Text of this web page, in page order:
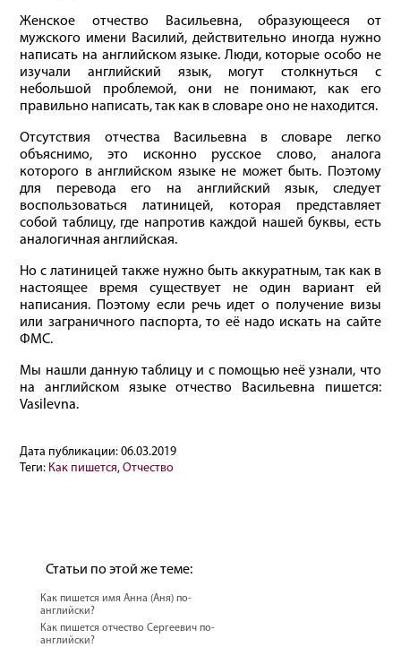
Женское отчество Васильевна, образующееся от
мужского имени Василий, действительно иногда нужно
написать на английском языке. Люди, которые особо не
изучали английский язык, могут столкнуться с
небольшой проблемой, они не понимают, как его
правильно написать, так как в словаре оно не находится.
Отсутствия отчества Васильевна в словаре легко
объяснимо, это исконно русское слово, аналога
которого в английском языке не может быть. Поэтому
для перевода его на английский язык, следует
воспользоваться латиницей, которая представляет
собой таблицу, где напротив каждой нашей буквы, есть
аналогичная английская.
Но с латиницей также нужно быть аккуратным, так как в
настоящее время существует не один вариант ей
написания. Поэтому если речь идет о получение визы
или заграничного паспорта, то её надо искать на сайте
ФМС.
Мы нашли данную таблицу и с помощью неё узнали, что
на английском языке отчество Васильевна пишется:
Vasilevna.
Дата публикации:06.03.2019
Теги: Как пишется,Отчество
Статьи по этой же теме:
Как пишется имя Анна (Аня) по-
английски?
Как пишется отчество Сергеевич по-
английски?